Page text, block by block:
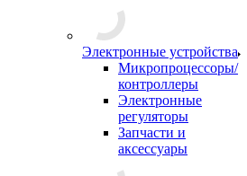
Электронные устройства
Микропроцессоры/
контроллеры
Электронные
регуляторы
Запчасти и
аксессуары